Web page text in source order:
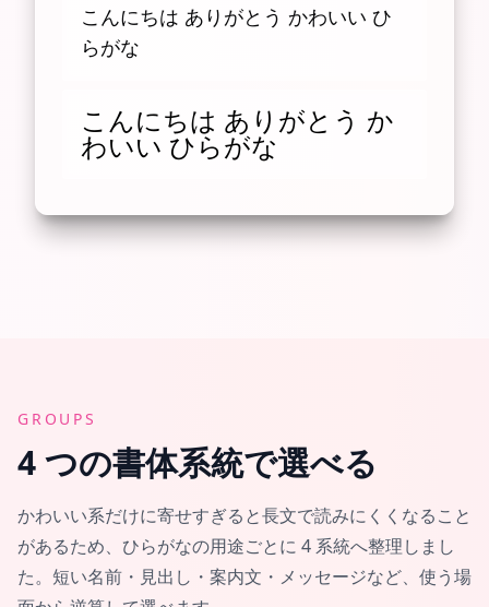
こんにちは ありがとう か
わいい ひらがな
GROUPS
4 つの書体系統で選べる
かわいい系だけに寄せすぎると長文で読みにくくなること
があるため、ひらがなの用途ごとに 4 系統へ整理しまし
た。短い名前・見出し・案内文・メッセージなど、使う場